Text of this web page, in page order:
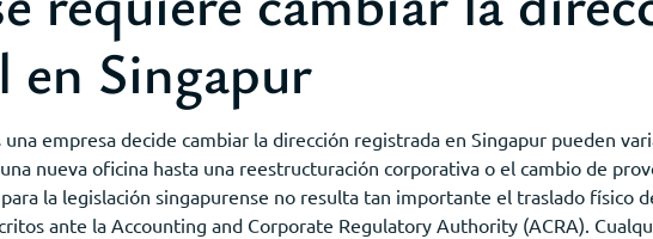
en Singapur
una empresa decide cambiar la dirección registrada en Singapur pueden
nueva oficina hasta una reestructuración corporativa o el cambio de
la legislación singapurense no resulta tan importante el traslado físico
ante la Accounting and Corporate Regulatory Authority (ACRA).